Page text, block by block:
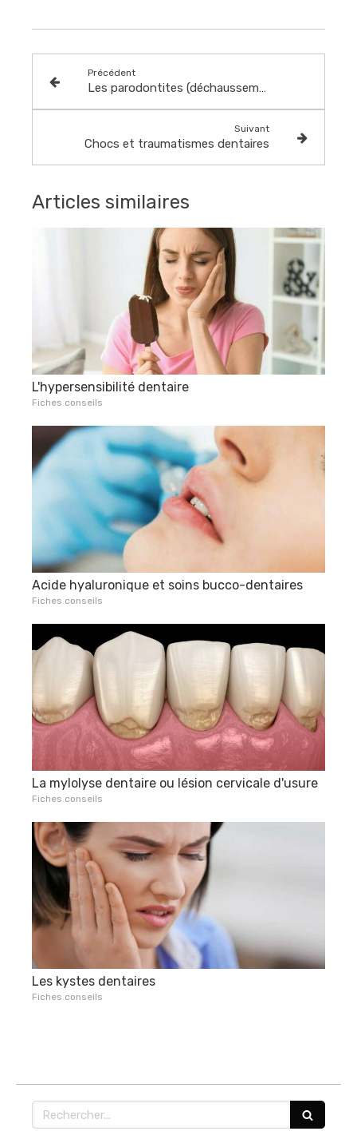
Précédent
Les parodontites (déchaussement des dents)
Suivant
Chocs et traumatismes dentaires
Articles similaires
L'hypersensibilité dentaire
Fiches conseils
Acide hyaluronique et soins bucco-dentaires
Fiches conseils
La mylolyse dentaire ou lésion cervicale d'usure
Fiches conseils
Les kystes dentaires
Fiches conseils
Rechercher